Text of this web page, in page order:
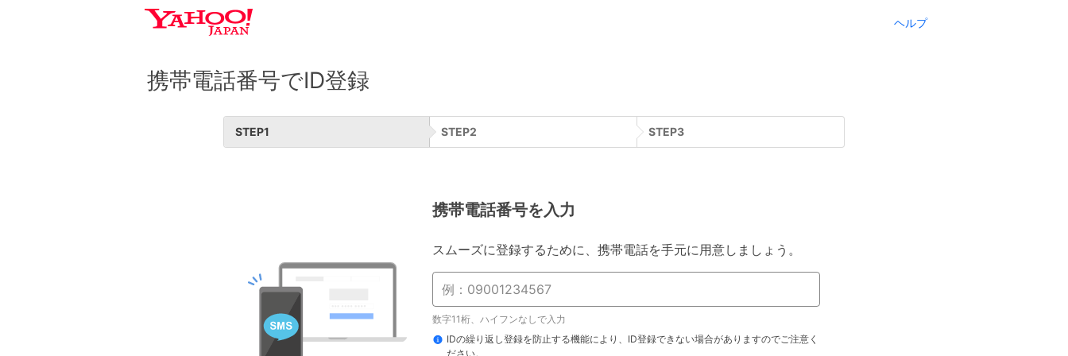
ヘルプ
携帯電話番号でID登録
STEP1 STEP2 STEP3
携帯電話番号を入力
スムーズに登録するために、携帯電話を手元に用意しましょう。
数字11桁、ハイフンなしで入力
IDの繰り返し登録を防止する機能により、ID登録できない場合がありますのでご注意く
ださい。